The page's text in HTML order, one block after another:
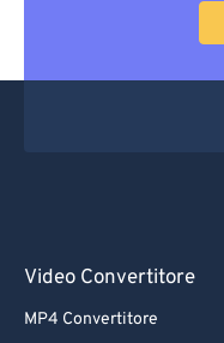
Video Convertitore
MP4 Convertitore